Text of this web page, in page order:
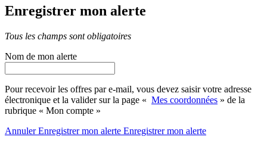
Enregistrer mon alerte
Tous les champs sont obligatoires
Nom de mon alerte
Pour recevoir les offres par e-mail, vous devez saisir votre adresse
électronique et la valider sur la page « Mes coordonnées » de la
rubrique « Mon compte »
AnnulerEnregistrer mon alerte Enregistrermon alerte